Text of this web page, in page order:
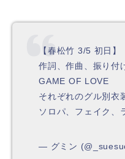
【春松竹 3/5 初日】
作詞、作曲、振り付
GAME OF LOVE
それぞれのグル別衣
ソロパ、フェイク、
— グミン